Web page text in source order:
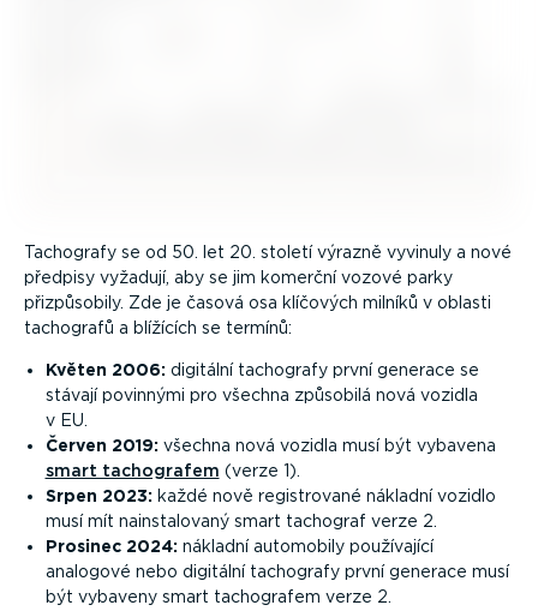
Tachografy se od 50. let 20. století výrazně vyvinuly a nové
předpisy vyžadují, aby se jim komerční vozové parky
přizpů­sobily. Zde je časová osa klíčových milníků v oblasti
tachografů a blížících se termínů:
Květen 2006:digitální tachografy první generace se
stávají povinnými pro všechna způsobilá nová vozidla
v EU.
Červen 2019:všechna nová vozidla musí být vybavena
smart tachografem (verze 1).
Srpen 2023:každé nově regis­trované nákladní vozidlo
musí mít nainsta­lovaný smart tachograf verze 2.
Prosinec 2024:nákladní automobily používající
analogové nebo digitální tachografy první generace musí
být vybaveny smart tachografem verze 2.